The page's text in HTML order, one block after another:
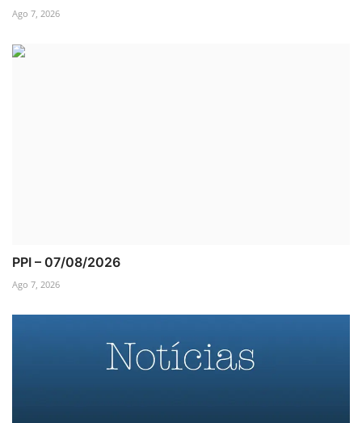
Ago 7, 2026
PPI – 07/08/2026
Ago 7, 2026